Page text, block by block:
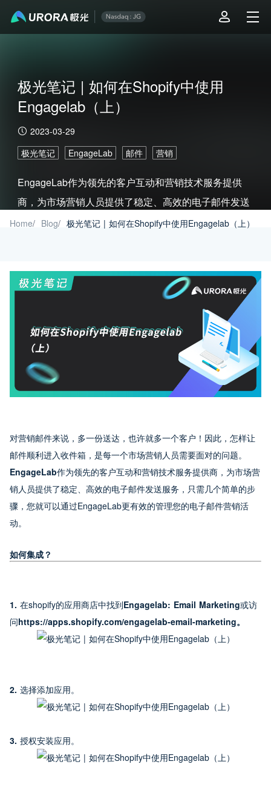
极光笔记 | 如何在Shopify中使用
Engagelab（上）
2023-03-29
极光笔记
EngageLab 邮件 营销
EngageLab作为领先的客户互动和营销技术服务提供
商，为市场营销人员提供了稳定、高效的电子邮件发送
服务，只需几个简单的步骤，您就可以通过EngageLab
Home/ Blog/ 极光笔记 | 如何在Shopify中使用Engagelab（上）
对营销邮件来说，多一份送达，也许就多一个客户！因此，怎样让
邮件顺利进入收件箱，是每一个市场营销人员需要面对的问题。
EngageLab作为领先的客户互动和营销技术服务提供商，为市场营
销人员提供了稳定、高效的电子邮件发送服务，只需几个简单的步
骤，您就可以通过EngageLab更有效的管理您的电子邮件营销活
动。
如何集成？
1. 在shopify的应用商店中找到Engagelab: Email Marketing或访
问https://apps.shopify.com/engagelab-email-marketing。
2. 选择添加应用。
3. 授权安装应用。